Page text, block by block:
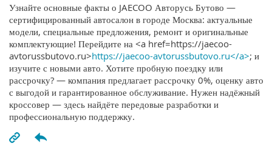
Узнайте основные факты о JAECOO Авторусь Бутово —
сертифицированный автосалон в городе Москва: актуальные
модели, специальные предложения, ремонт и оригинальные
комплектующие! Перейдите на <a href=https://jaecoo-
avtorussbutovo.ru>https://jaecoo-avtorussbutovo.ru</a>; и
изучите с новыми авто. Хотите пробную поездку или
рассрочку? — компания предлагает рассрочку 0%, оценку авто
с выгодой и гарантированное обслуживание. Нужен надёжный
кроссовер — здесь найдёте передовые разработки и
профессиональную поддержку.